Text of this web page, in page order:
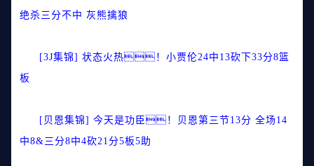
绝杀三分不中 灰熊擒狼
[3J集锦] 状态火热！小贾伦24中13砍下33分8篮
板
[贝恩集锦] 今天是功臣！贝恩第三节13分 全场14
中8&三分8中4砍21分5板5助